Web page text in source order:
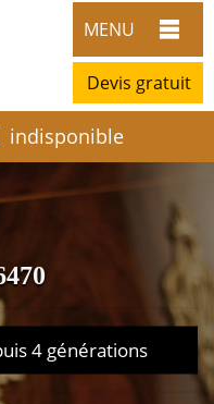
MENU
Devis gratuit
indisponible
4 générations